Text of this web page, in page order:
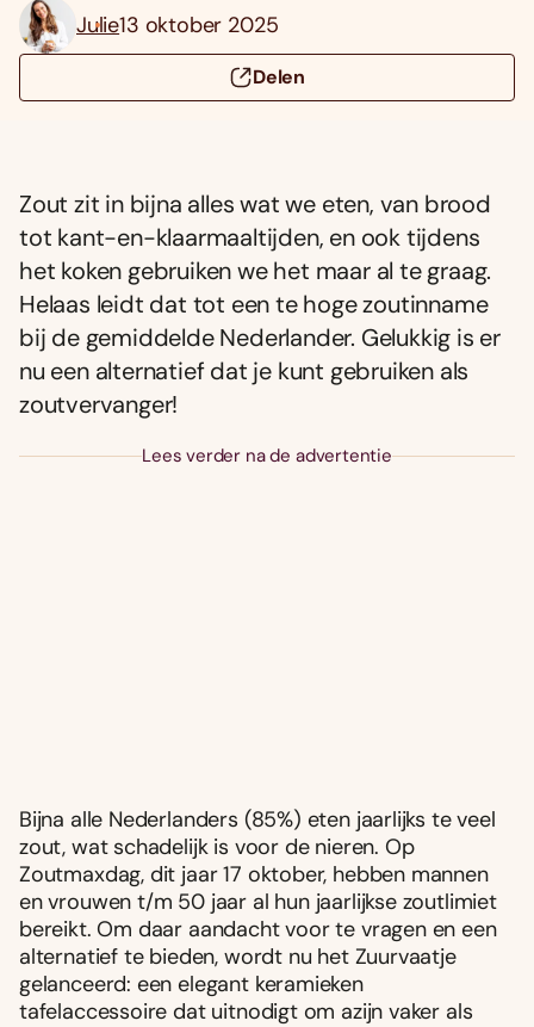
Julie13 oktober 2025
Delen
Zout zit in bijna alles wat we eten, van brood
tot kant-en-klaarmaaltijden, en ook tijdens
het koken gebruiken we het maar al te graag.
Helaas leidt dat tot een te hoge zoutinname
bij de gemiddelde Nederlander. Gelukkig is er
nu een alternatief dat je kunt gebruiken als
zoutvervanger!
Lees verder na de advertentie
Bijna alle Nederlanders (85%) eten jaarlijks te veel
zout, wat schadelijk is voor de nieren. Op
Zoutmaxdag, dit jaar 17 oktober, hebben mannen
en vrouwen t/m 50 jaar al hun jaarlijkse zoutlimiet
bereikt. Om daar aandacht voor te vragen en een
alternatief te bieden, wordt nu het Zuurvaatje
gelanceerd: een elegant keramieken
tafelaccessoire dat uitnodigt om azijn vaker als